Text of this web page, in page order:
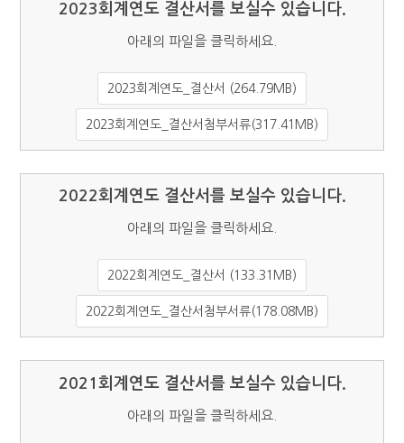
2023회계연도 결산서를 보실수 있습니다.
아래의 파일을 클릭하세요.
2023회계연도_결산서 (264.79MB)
2023회계연도_결산서첨부서류(317.41MB)
2022회계연도 결산서를 보실수 있습니다.
아래의 파일을 클릭하세요.
2022회계연도_결산서 (133.31MB)
2022회계연도_결산서첨부서류(178.08MB)
2021회계연도 결산서를 보실수 있습니다.
아래의 파일을 클릭하세요.